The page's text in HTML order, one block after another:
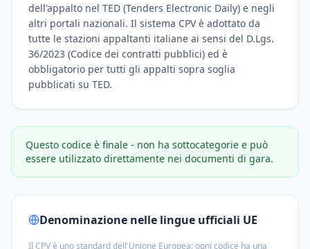
dell'appalto nel TED (Tenders Electronic Daily) e negli
altri portali nazionali. Il sistema CPV è adottato da
tutte le stazioni appaltanti italiane ai sensi del D.Lgs.
36/2023 (Codice dei contratti pubblici) ed è
obbligatorio per tutti gli appalti sopra soglia
pubblicati su TED.
Questo codice è finale - non ha sottocategorie e può
essere utilizzato direttamente nei documenti di gara.
Denominazione nelle lingue ufficiali UE
Il CPV è uno standard dell'Unione Europea: ogni codice ha una